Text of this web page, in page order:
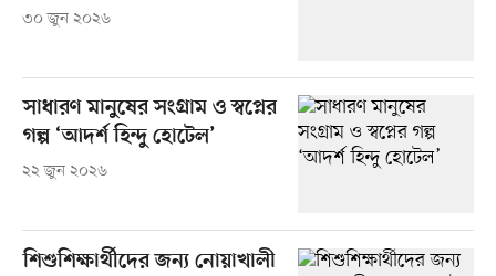
৩০ জুন ২০২৬
সাধারণ মানুষের সংগ্রাম ও স্বপ্নের
গল্প ‘আদর্শ হিন্দু হোটেল’
২২ জুন ২০২৬
শিশুশিক্ষার্থীদের জন্য নোয়াখালী